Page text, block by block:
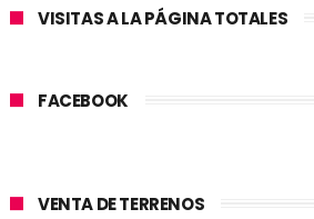
VISITAS A LA PÁGINA TOTALES
FACEBOOK
VENTA DE TERRENOS